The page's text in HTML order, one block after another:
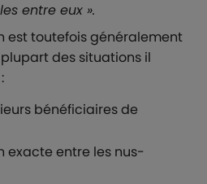
entre eux ».
est toutefois généralement
des situations il
bénéficiaires de
exacte entre les nus-